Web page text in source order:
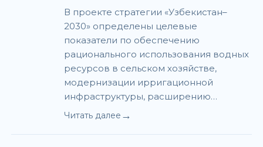
В проекте стратегии «Узбекистан–
2030» определены целевые
показатели по обеспечению
рационального использования водных
ресурсов в сельском хозяйстве,
модернизации ирригационной
инфраструктуры, расширению…
Читать далее →